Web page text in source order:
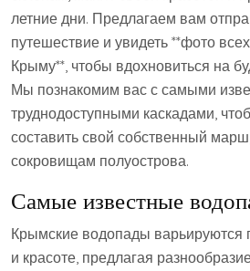
летние дни. Предлагаем вам
путешествие и увидеть **фото
Крыму**‚ чтобы вдохновиться на
Мы познакомим вас с самыми
труднодоступными каскадами‚
составить свой собственный
сокровищам полуострова.
Самые известные
Крымские водопады варьируются
и красоте‚ предлагая